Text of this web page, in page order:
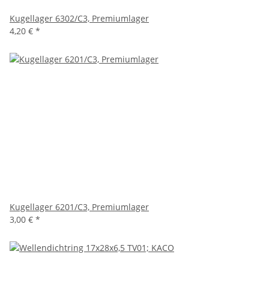
Kugellager 6302/C3, Premiumlager
4,20 € *
Kugellager 6201/C3, Premiumlager
3,00 € *